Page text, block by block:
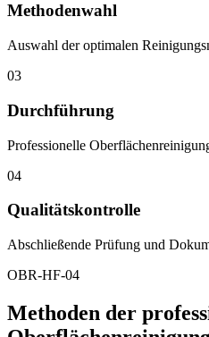
Methodenwahl
Auswahl der optimalen
03
Durchführung
Professionelle
04
Qualitätskontrolle
Abschließende Prüfung und
OBR-HF-04
Methoden der